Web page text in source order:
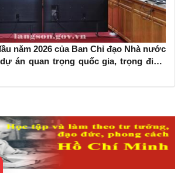
năm 2026 của Ban Chỉ đạo Nhà nước
án quan trọng quốc gia, trọng điểm